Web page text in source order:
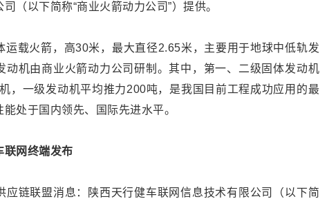
（以下简称“商业火箭动力公司”）提供。
运载火箭，高30米，最大直径2.65米，主要用于地球中低轨发
动机由商业火箭动力公司研制。其中，第一、二级固体发动机
，一级发动机平均推力200吨，是我国目前工程成功应用的最
处于国内领先、国际先进水平。
联网终端发布
应链联盟消息：陕西天行健车联网信息技术有限公司（以下简